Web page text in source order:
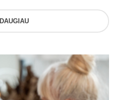
DAUGIAU